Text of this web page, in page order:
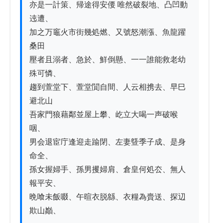
亦是一計策、帰途得安偠 唯然破裂地、凸凹動
迍遭、
加之万竈火市街幾処燃、又號怒潮漲、魚龍躍
桑田
壓者且溺者、急於、鮮倒懸、一一誰能救老幼
殊可憐、
趨到萱堂下、萱堂閴自間、人云相携去、早巳
避北山
吾家門狼藉鄰並屋上攀、屹立大喝一声破喉
咽、
男会退宦庁逢迎走踰閉、左妻曁季子成、是身
命全、
孫女握婦手、孫男攫婦肩、倉皇何処厺、無人
報平安、
晩喰未飯啜、午暄衣脱緜、衣糧為賷送、探辺
欺山巓、